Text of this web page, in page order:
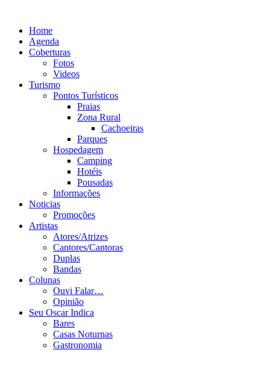
conteúdo
Home
Agenda
Coberturas
Fotos
Videos
Turismo
Pontos Turísticos
Praias
Zona Rural
Cachoeiras
Parques
Hospedagem
Camping
Hotéis
Pousadas
Informações
Noticias
Promoções
Artistas
Atores/Atrizes
Cantores/Cantoras
Duplas
Bandas
Colunas
Ouvi Falar…
Opinião
Seu Oscar Indica
Bares
Casas Noturnas
Gastronomia